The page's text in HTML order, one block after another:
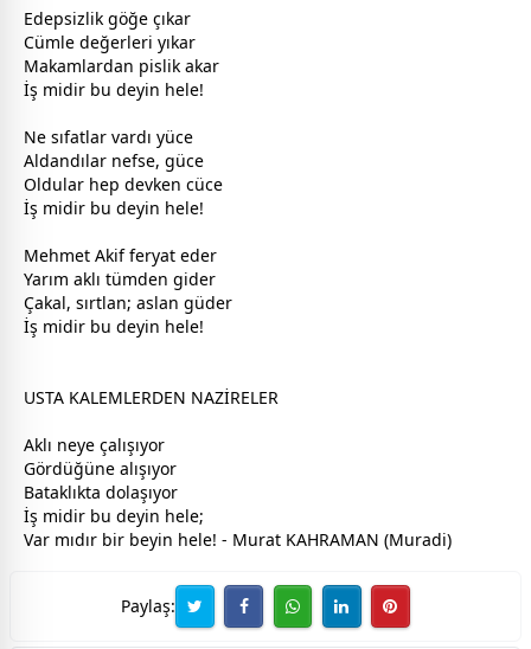
Edepsizlik göğe çıkar
Cümle değerleri yıkar
Makamlardan pislik akar
İş midir bu deyin hele!
Ne sıfatlar vardı yüce
Aldandılar nefse, güce
Oldular hep devken cüce
İş midir bu deyin hele!
Mehmet Akif feryat eder
Yarım aklı tümden gider
Çakal, sırtlan; aslan güder
İş midir bu deyin hele!
USTA KALEMLERDEN NAZİRELER
Aklı neye çalışıyor
Gördüğüne alışıyor
Bataklıkta dolaşıyor
İş midir bu deyin hele;
Var mıdır bir beyin hele! - Murat KAHRAMAN (Muradi)
Paylaş: